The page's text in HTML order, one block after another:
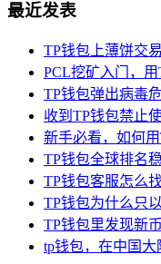
最近发表
TP钱包上薄饼交
PCL挖矿入门，
TP钱包弹出病毒
收到TP钱包禁止
新手必看，如何用
TP钱包全球排名
TP钱包客服怎么
TP钱包为什么只
TP钱包里发现新
tp钱包，在中国